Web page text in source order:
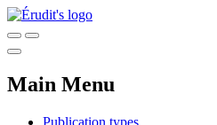
Main Menu
Publication types